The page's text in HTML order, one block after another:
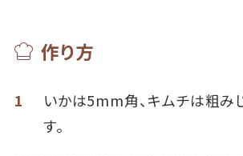
作り方
1
いかは5mm角、キムチは粗み
す。